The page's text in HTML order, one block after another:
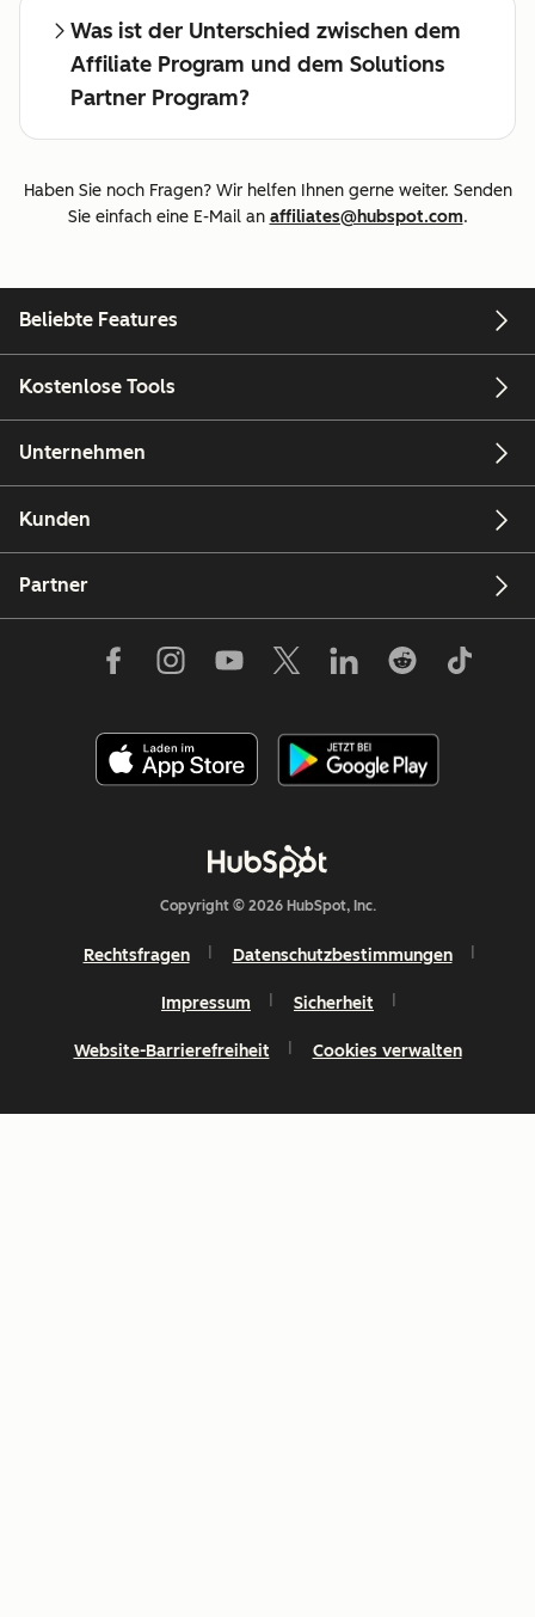
Was ist der Unterschied zwischen dem
Affiliate Program und dem Solutions
Partner Program?
Haben Sie noch Fragen? Wir helfen Ihnen gerne weiter. Senden
Sie einfach eine E-Mail an affiliates@hubspot.com.
Beliebte Features
Kostenlose Tools
Unternehmen
Kunden
Partner
Copyright © 2026 HubSpot, Inc.
Rechtsfragen Datenschutzbestimmungen
Impressum Sicherheit
Website-Barrierefreiheit Cookies verwalten